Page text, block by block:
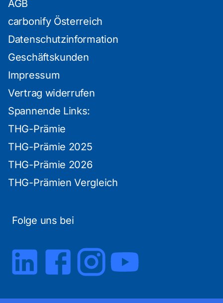
AGB
carbonify Österreich
Datenschutzinformation
Geschäftskunden
Impressum
Vertrag widerrufen
Spannende Links:
THG-Prämie
THG-Prämie 2025
THG-Prämie 2026
THG-Prämien Vergleich
Folge uns bei